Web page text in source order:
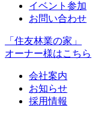
イベント参加
お問い合わせ
「住友林業の家」
オーナー様はこちら
会社案内
お知らせ
採用情報